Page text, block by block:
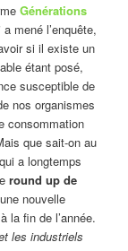
Générations
mené l’enquête,
si il existe un
étant posé,
susceptible de
nos organismes
consommation
que sait-on au
a longtemps
round up de
nouvelle
la fin de l’année.
les industriels